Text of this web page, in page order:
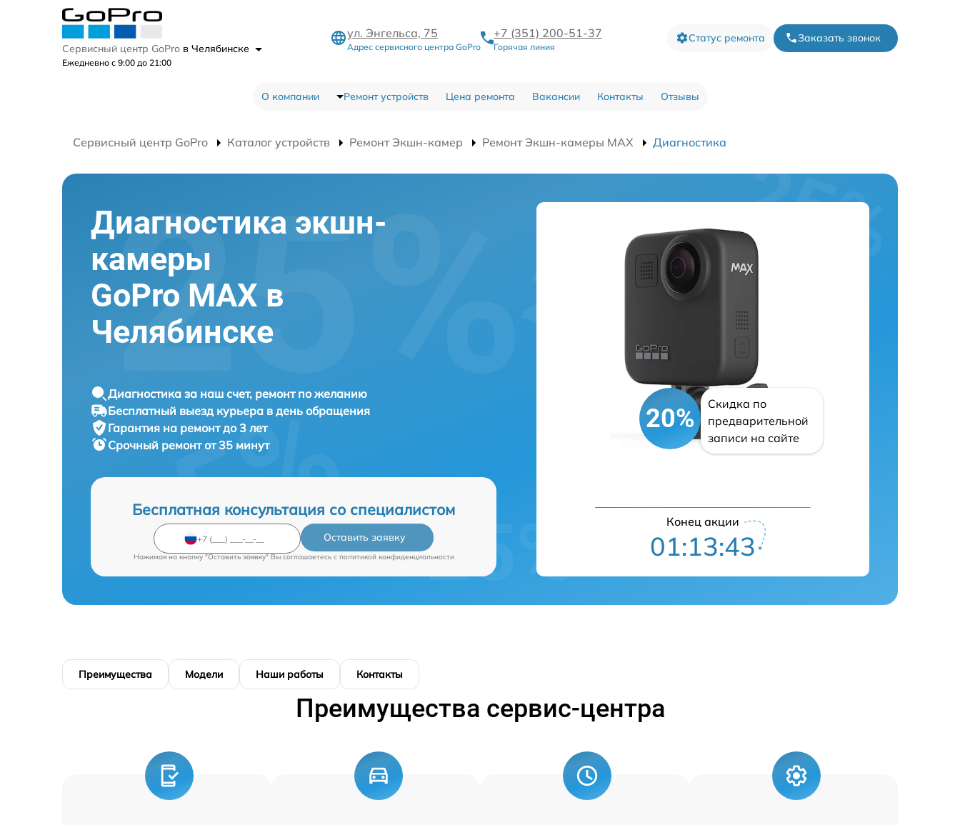
Сервисный центр GoPro в Челябинске
Ежедневно с 9:00 до 21:00
ул. Энгельса, 75
Адрес сервисного центра GoPro
+7 (351) 200-51-37
Горячая линия
Статус ремонта Заказать звонок
О компании Ремонт устройств Цена ремонта Вакансии Контакты Отзывы
Сервисный центр GoPro Каталог устройств Ремонт Экшн-камер Ремонт Экшн-камеры MAX Диагностика
Диагностика экшн-
камеры
GoPro MAX в
Челябинске
Диагностика за наш счет, ремонт по желанию
Бесплатный выезд курьера в день обращения
Гарантия на ремонт до 3 лет
Срочный ремонт от 35 минут
Бесплатная консультация со специалистом
Оставить заявку
Нажимая на кнопку "Оставить заявку" Вы соглашаетесь c политикой конфиденциальности
20%
Скидка по
предварительной
записи на сайте
Конец акции
01:13:42
Преимущества Модели Наши работы Контакты
Преимущества сервис-центра